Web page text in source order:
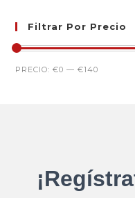
Filtrar Por Precio
PRECIO:€0 —€140